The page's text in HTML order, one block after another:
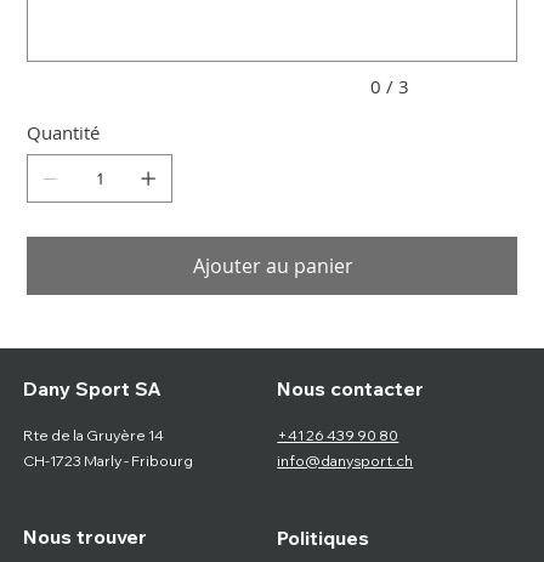
0 / 3
Quantité
Ajouter au panier
Nous trouver
Dany Sport SA
Rte de la Gruyère 14
CH-1723 Marly - Fribourg
Politiques
Nous contacter
+41 26 439 90 80
info@danysport.ch